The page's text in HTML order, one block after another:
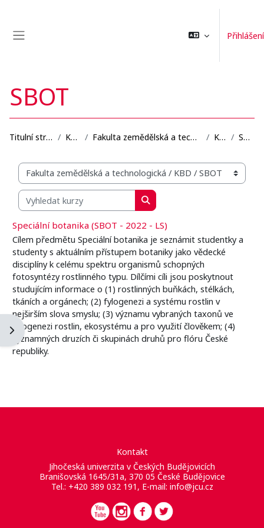
Přihlášení
Otevřít panel bloku
SBOT
Titulní stránka Kurzy Fakulta zemědělská a technologická KBD SBOT
Organizační struktura kurzů
Vyhledat kurzy
Vyhledat kurzy
Speciální botanika (SBOT - 2022 - LS)
Cílem předmětu Speciální botanika je seznámit studentky a
studenty s aktuálním přístupem botaniky jako vědecké
disciplíny k celému spektru organismů schopných
fotosyntézy rostlinného typu. Dílčími cíli jsou poskytnout
studujícím informace o (1) rostlinných buňkách, stélkách,
tkáních a orgánech; (2) fylogenezi a systému rostlin v
nejširším slova smyslu; (3) významu vybraných taxonů ve
fylogenezi rostlin, ekosystému a pro využití člověkem; (4)
významných druzích či skupinách druhů pro flóru České
republiky.
Kontakt
Jihočeská univerzita v Českých Budějovicích
Branišovská 1645/31a, 370 05 České Budějovice
Tel.: +420 389 032 191, E-mail: info@jcu.cz